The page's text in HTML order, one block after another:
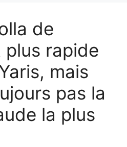
de
plus rapide
mais
pas la
la plus